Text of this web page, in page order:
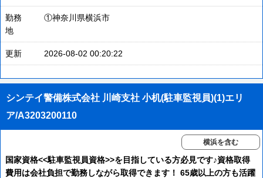
勤務
地
①神奈川県横浜市
更新 2026-08-02 00:20:22
シンテイ警備株式会社 川崎支社 小机(駐車監視員)(1)エリ
ア/A3203200110
横浜を含む
国家資格<<駐車監視員資格>>を目指している方必見です♪資格取得
費用は会社負担で勤務しながら取得できます！ 65歳以上の方も活躍